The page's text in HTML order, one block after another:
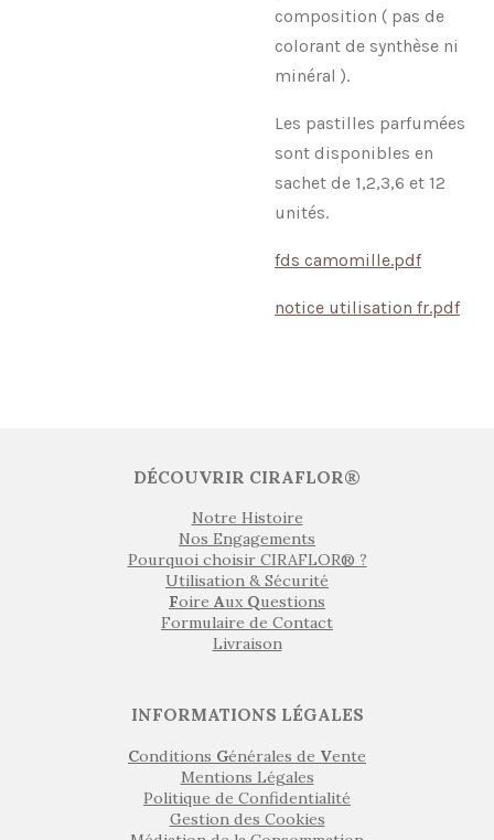
composition ( pas de
colorant de synthèse ni
minéral ).
Les pastilles parfumées
sont disponibles en
sachet de 1,2,3,6 et 12
unités.
fds camomille.pdf
notice utilisation fr.pdf
DÉCOUVRIR CIRAFLOR®
Notre Histoire
Nos Engagements
Pourquoi choisir CIRAFLOR® ?
Utilisation & Sécurité
Foire Aux Questions
Formulaire de Contact
Livraison
INFORMATIONS LÉGALES
Conditions Générales de Vente
Mentions Légales
Politique de Confidentialité
Gestion des Cookies